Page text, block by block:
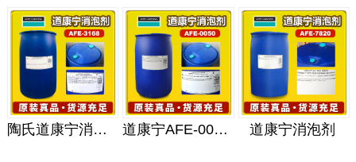
陶氏道康宁消泡剂 道康宁AFE-0050消泡剂 道康宁消泡剂